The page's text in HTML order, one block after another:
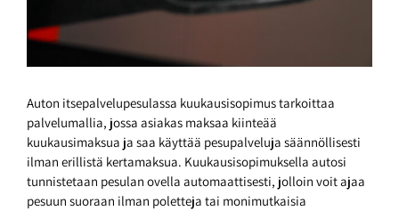
Auton itsepalvelupesulassa kuukausisopimus tarkoittaa
palvelumallia, jossa asiakas maksaa kiinteää
kuukausimaksua ja saa käyttää pesupalveluja säännöllisesti
ilman erillistä kertamaksua. Kuukausisopimuksella autosi
tunnistetaan pesulan ovella automaattisesti, jolloin voit ajaa
pesuun suoraan ilman poletteja tai monimutkaisia